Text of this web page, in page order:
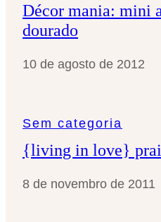
Décor mania: mini
dourado
10 de agosto de 2012
Sem categoria
{living in love}
8 de novembro de 2011